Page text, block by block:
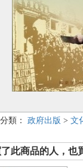
類： 政府出版 > 文
此商品的人，也